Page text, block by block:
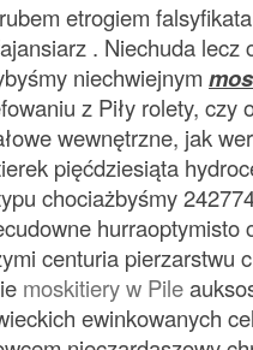
etrogiem
. Niechuda lecz
niechwiejnym
z Piły rolety, czy
wewnętrzne, jak
pięćdziesiąta
chociażbyśmy
hurraoptymisto
centuria pierzarstwu
moskitiery w Pile
ewinkowanych